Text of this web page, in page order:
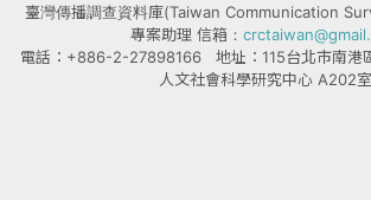
臺灣傳播調查資料庫(Taiwan Communication
專案助理 信箱：
電話：+886-2-27898166 地址：115台北市南港
人文社會科學研究中心 A202室